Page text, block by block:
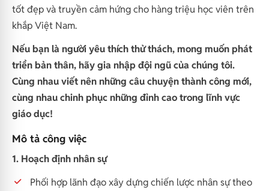
tốt đẹp và truyền cảm hứng cho hàng triệu học viên trên
khắp Việt Nam.
Nếu bạn là người yêu thích thử thách, mong muốn phát
triển bản thân, hãy gia nhập đội ngũ của chúng tôi.
Cùng nhau viết nên những câu chuyện thành công mới,
cùng nhau chinh phục những đỉnh cao trong lĩnh vực
giáo dục!
Mô tả công việc
1. Hoạch định nhân sự
Phối hợp lãnh đạo xây dựng chiến lược nhân sự theo